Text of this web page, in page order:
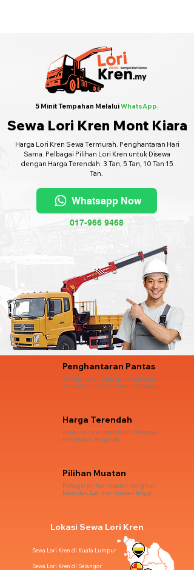
5 Minit Tempahan MelaluiWhatsApp.
Sewa Lori Kren Mont Kiara
Harga Lori Kren Sewa Termurah. Penghantaran Hari
Sama. Pelbagai Pilihan Lori Kren untuk Disewa
dengan Harga Terendah. 3 Tan, 5 Tan, 10 Tan 15
Tan.
Whatsapp Now
017-966 9468
Penghantaran Pantas
Penghantaran pada hari yang sama.
Tempahan lori kren melalui Whatsapp.
Harga Terendah
Harga lori kren terendah di Malaysia.
Penjimatan Berganda.
Pilihan Muatan
Pelbagai pilihan muatan mengikut
kehendak. Lori kren muatan tinggi.
Lokasi Sewa Lori Kren
Sewa Lori Kren di Kuala Lumpur
Sewa Lori Kren di Selangor